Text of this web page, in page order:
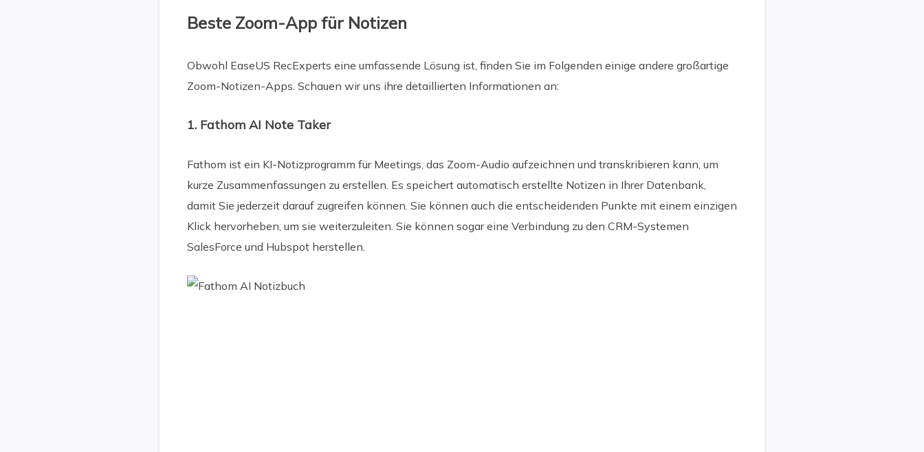
Beste Zoom-App für Notizen
Obwohl EaseUS RecExperts eine umfassende Lösung ist, finden Sie im Folgenden einige andere großartige
Zoom-Notizen-Apps. Schauen wir uns ihre detaillierten Informationen an:
1. Fathom AI Note Taker
Fathom ist ein KI-Notizprogramm für Meetings, das Zoom-Audio aufzeichnen und transkribieren kann, um
kurze Zusammenfassungen zu erstellen. Es speichert automatisch erstellte Notizen in Ihrer Datenbank,
damit Sie jederzeit darauf zugreifen können. Sie können auch die entscheidenden Punkte mit einem einzigen
Klick hervorheben, um sie weiterzuleiten. Sie können sogar eine Verbindung zu den CRM-Systemen
SalesForce und Hubspot herstellen.